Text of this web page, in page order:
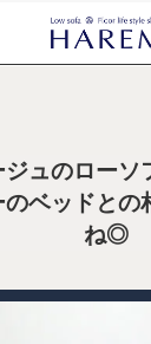
ュのローソ
のベッドとの
ね◎